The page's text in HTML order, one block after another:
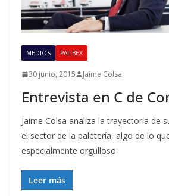
MEDIOS PALIBEX
30 junio, 2015 Jaime Colsa
Entrevista en C de
Jaime Colsa analiza la trayectoria de
el sector de la paletería, algo de lo
especialmente orgulloso
Leer más